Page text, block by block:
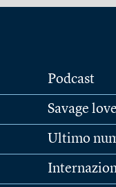
Podcast
Savage love
Ultimo